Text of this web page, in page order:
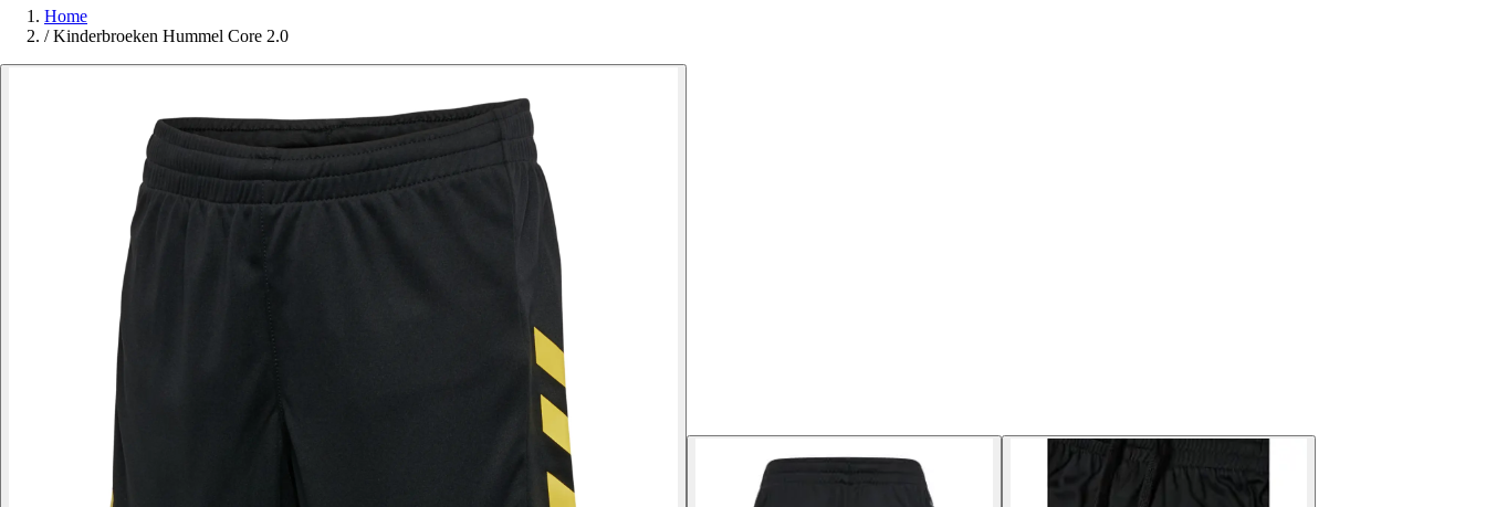
Home
/ Kinderbroeken Hummel Core 2.0